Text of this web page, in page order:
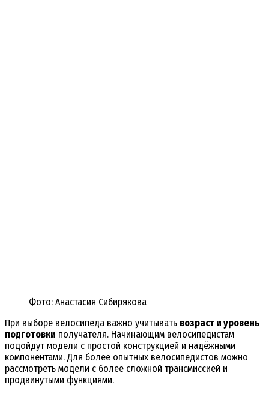
Фото: Анастасия Сибирякова
При выборе велосипеда важно учитывать возраст и уровень
подготовки получателя. Начинающим велосипедистам
подойдут модели с простой конструкцией и надёжными
компонентами. Для более опытных велосипедистов можно
рассмотреть модели с более сложной трансмиссией и
продвинутыми функциями.